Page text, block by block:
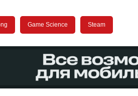
Game Science Steam